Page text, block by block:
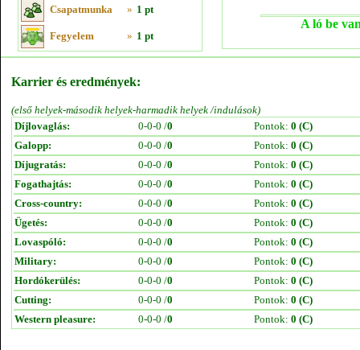
Csapatmunka » 1 pt
Fegyelem » 1 pt
A ló be
Karrier és eredmények:
(első helyek-második helyek-harmadik helyek /indulások)
Díjlovaglás:
0-0-0 /0 Pontok: 0 (C)
Galopp:
0-0-0 /0 Pontok: 0 (C)
Díjugratás:
0-0-0 /0 Pontok: 0 (C)
Fogathajtás:
0-0-0 /0 Pontok: 0 (C)
Cross-country:
0-0-0 /0 Pontok: 0 (C)
Ügetés:
0-0-0 /0 Pontok: 0 (C)
Lovaspóló:
0-0-0 /0 Pontok: 0 (C)
Military:
0-0-0 /0 Pontok: 0 (C)
Hordókerülés:
0-0-0 /0 Pontok: 0 (C)
Cutting:
0-0-0 /0 Pontok: 0 (C)
Western pleasure:
0-0-0 /0 Pontok: 0 (C)